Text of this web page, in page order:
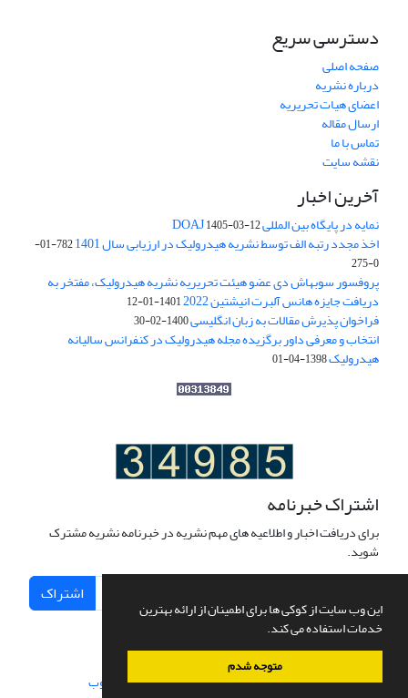
این وب سایت از کوکی ها برای اطمینان از ارائه بهترین
خدمات استفاده می کند.
متوجه شدم
دسترسی سریع
صفحه اصلی
درباره نشریه
اعضای هیات تحریریه
ارسال مقاله
تماس با ما
نقشه سایت
آخرین اخبار
نمایه در پایگاه بین المللی DOAJ1405-03-12
اخذ مجدد رتبه الف توسط نشریه هیدرولیک در ارزیابی سال 1401
782-01-
0-275
پروفسور سوبهاش دی عضو هیئت تحریریه نشریه هیدرولیک، مفتخر به
دریافت جایزه هانس آلبرت انیشتین 2022 1401-01-12
فراخوان پذیرش مقالات به زبان انگلیسی1400-02-30
انتخاب و معرفی داور برگزیده مجله هیدرولیک در کنفرانس سالیانه
هیدرولیک1398-04-01
اشتراک خبرنامه
برای دریافت اخبار و اطلاعیه های مهم نشریه در خبرنامه نشریه مشترک
شوید.
اشتراک
سامانه مدیریت نشریات علمی.طراحی و پیاده سازی از سیناوب